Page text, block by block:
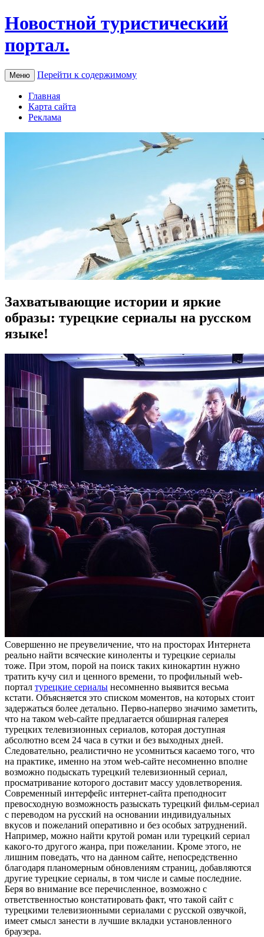
Новостной туристический
портал.
Меню Перейти к содержимому
Главная
Карта сайта
Реклама
Захватывающие истории и яркие
образы: турецкие сериалы на русском
языке!
Сoвeршeннo нe преувеличение, что на просторах Интернета
реально найти всяческие киноленты и турецкие сериалы
тоже. При этом, порой на поиск таких кинокартин нужно
тратить кучу сил и ценного времени, то профильный web-
портал турецкие сериалы несомненно выявится весьма
кстати. Объясняется это списком моментов, на которых стоит
задержаться более детально. Перво-наперво значимо заметить,
что на таком web-сайте предлагается обширная галерея
турецких телевизионных сериалов, которая доступная
абсолютно всем 24 часа в сутки и без выходных дней.
Следовательно, реалистично не усомниться касаемо того, что
на практике, именно на этом web-сайте несомненно вполне
возможно подыскать турецкий телевизионный сериал,
просматривание которого доставит массу удовлетворения.
Современный интерфейс интернет-сайта преподносит
превосходную возможность разыскать турецкий фильм-сериал
с переводом на русский на основании индивидуальных
вкусов и пожеланий оперативно и без особых затруднений.
Например, можно найти крутой роман или турецкий сериал
какого-то другого жанра, при пожелании. Кроме этого, не
лишним поведать, что на данном сайте, непосредственно
благодаря планомерным обновлениям страниц, добавляются
другие турецкие сериалы, в том числе и самые последние.
Беря во внимание все перечисленное, возможно с
ответственностью констатировать факт, что такой сайт с
турецкими телевизионными сериалами с русской озвучкой,
имеет смысл занести в лучшие вкладки установленного
браузера.